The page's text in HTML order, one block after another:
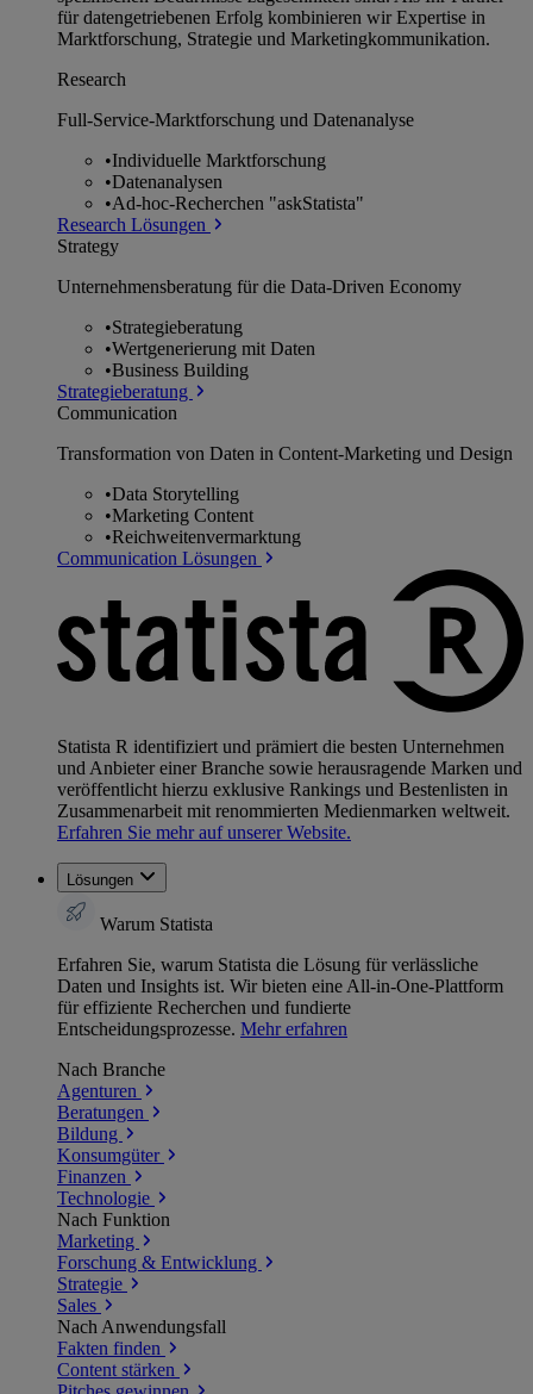
für datengetriebenen Erfolg kombinieren wir Expertise in
Marktforschung, Strategie und Marketingkommunikation.
Research
Full-Service-Marktforschung und Datenanalyse
•Individuelle Marktforschung
•Datenanalysen
•Ad-hoc-Recherchen "askStatista"
Research Lösungen
Strategy
Unternehmens­beratung für die Data-Driven Economy
•Strategieberatung
•Wertgenerierung mit Daten
•Business Building
Strategieberatung
Communication
Transformation von Daten in Content-Marketing und Design
•Data Storytelling
•Marketing Content
•Reichweitenvermarktung
Communication Lösungen
Statista R identifiziert und prämiert die besten Unternehmen
und Anbieter einer Branche sowie herausragende Marken und
veröffentlicht hierzu exklusive Rankings und Bestenlisten in
Zusammenarbeit mit renommierten Medienmarken weltweit.
Erfahren Sie mehr auf unserer Website.
Lösungen
Warum Statista
Erfahren Sie, warum Statista die Lösung für verlässliche
Daten und Insights ist. Wir bieten eine All-in-One-Plattform
für effiziente Recherchen und fundierte
Entscheidungsprozesse. Mehr erfahren
Nach Branche
Agenturen
Beratungen
Bildung
Konsumgüter
Finanzen
Technologie
Nach Funktion
Marketing
Forschung & Entwicklung
Strategie
Sales
Nach Anwendungsfall
Fakten finden
Content stärken